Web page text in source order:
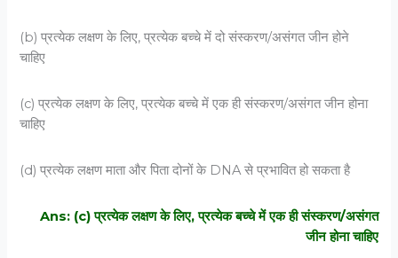
(b) प्रत्येक लक्षण के लिए, प्रत्येक बच्चे में दो संस्करण/असंगत जीन होने
चाहिए
(c) प्रत्येक लक्षण के लिए, प्रत्येक बच्चे में एक ही संस्करण/असंगत जीन होना
चाहिए
(d) प्रत्येक लक्षण माता और पिता दोनों के DNA से प्रभावित हो सकता है
Ans: (c) प्रत्येक लक्षण के लिए, प्रत्येक बच्चे में एक ही संस्करण/असंगत
जीन होना चाहिए